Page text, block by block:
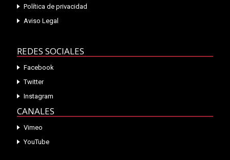
Política de privacidad
Aviso Legal
REDES SOCIALES
Facebook
Twitter
Instagram
CANALES
Vimeo
YouTube